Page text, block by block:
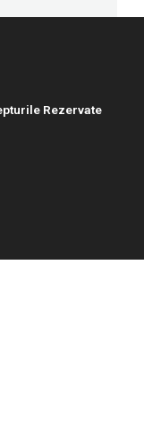
Rezervate